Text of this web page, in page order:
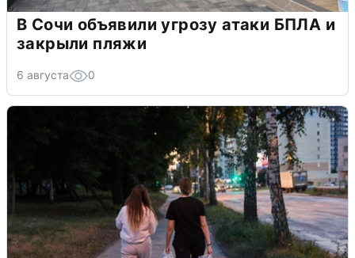
В Сочи объявили угрозу атаки БПЛА и
закрыли пляжи
6 августа 0